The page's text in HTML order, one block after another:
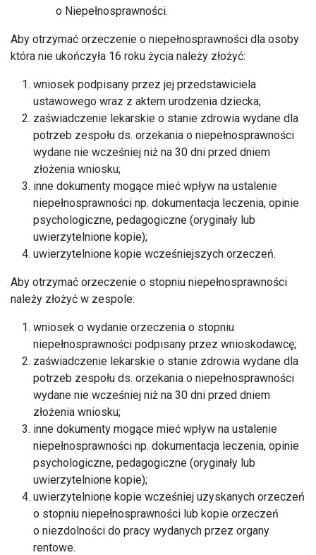
o Niepełnosprawności.
Aby otrzymać orzeczenie o niepełnosprawności dla osoby
która nie ukończyła 16 roku życia należy złożyć:
wniosek podpisany przez jej przedstawiciela
ustawowego wraz z aktem urodzenia dziecka;
zaświadczenie lekarskie o stanie zdrowia wydane dla
potrzeb zespołu ds. orzekania o niepełnosprawności
wydane nie wcześniej niż na 30 dni przed dniem
złożenia wniosku;
inne dokumenty mogące mieć wpływ na ustalenie
niepełnosprawności np. dokumentacja leczenia, opinie
psychologiczne, pedagogiczne (oryginały lub
uwierzytelnione kopie);
uwierzytelnione kopie wcześniejszych orzeczeń.
Aby otrzymać orzeczenie o stopniu niepełnosprawności
należy złożyć w zespole:
wniosek o wydanie orzeczenia o stopniu
niepełnosprawności podpisany przez wnioskodawcę;
zaświadczenie lekarskie o stanie zdrowia wydane dla
potrzeb zespołu ds. orzekania o niepełnosprawności
wydane nie wcześniej niż na 30 dni przed dniem
złożenia wniosku;
inne dokumenty mogące mieć wpływ na ustalenie
niepełnosprawności np. dokumentacja leczenia, opinie
psychologiczne, pedagogiczne (oryginały lub
uwierzytelnione kopie);
uwierzytelnione kopie wcześniej uzyskanych orzeczeń
o stopniu niepełnosprawności lub kopie orzeczeń
o niezdolności do pracy wydanych przez organy
rentowe.